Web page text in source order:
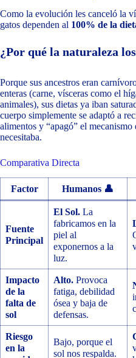
Como la evolución les canceló la
gatos dependen al 100% de la
¿Por qué la naturaleza
Porque sus ancestros eran
enteras (carne, vísceras como el
animales), sus dietas ya iban
cuerpo simplemente se adaptó a
alimentos y “apagó” el
necesitaba.
Comparativa Directa
Factor Humanos 👤
Fuente
Principal
El Sol. La
fabricamos en la
piel al
exponernos a la
luz.
Impacto
de la
falta de
sol
Alto. Provoca
fatiga, debilidad
ósea y baja de
defensas.
Riesgo
en la
Bajo, porque el
sol nos respalda.